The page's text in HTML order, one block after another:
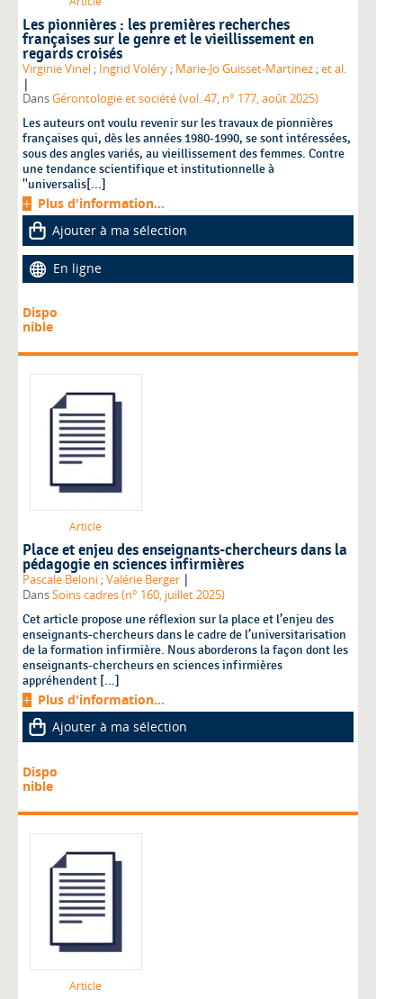
Les pionnières : les premières recherches
françaises sur le genre et le vieillissement en
regards croisés
Virginie Vinel; Ingrid Voléry; Marie-Jo Guisset-Martinez;et al.
|
DansGérontologie et société (vol. 47, n° 177, août 2025)
Les auteurs ont voulu revenir sur les travaux de pionnières
françaises qui, dès les années 1980-1990, se sont intéressées,
sous des angles variés, au vieillissement des femmes. Contre
une tendance scientifique et institutionnelle à
''universalis[...]
Plus d'information...
Ajouter à ma sélection
En ligne
Dispo
nible
Article
Place et enjeu des enseignants-chercheurs dans la
pédagogie en sciences infirmières
Pascale Beloni ;Valérie Berger |
DansSoins cadres (n° 160, juillet 2025)
Cet article propose une réflexion sur la place et l’enjeu des
enseignants-chercheurs dans le cadre de l’universitarisation
de la formation infirmière. Nous aborderons la façon dont les
enseignants-chercheurs en sciences infirmières
appréhendent [...]
Plus d'information...
Ajouter à ma sélection
Dispo
nible
Article